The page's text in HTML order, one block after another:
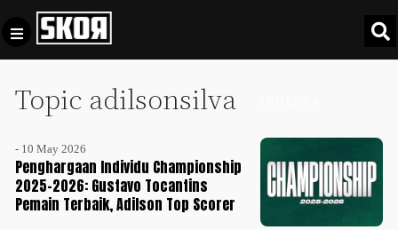
Topic adilsonsilva
- 10 May 2026
Penghargaan Individu Championship
2025-2026: Gustavo Tocantins
Pemain Terbaik, Adilson Top Scorer
Football +
Culture +
Privacy
Pedoman
Pemberitaan
Media